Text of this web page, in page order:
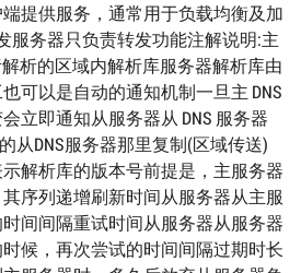
提供服务，通常用于负载均衡及加
服务器只负责转发功能注解说明:主
析的区域内解析库服务器解析库由
可以是自动的通知机制一旦主 DNS
立即通知从服务器从 DNS 服务器
从DNS服务器那里复制(区域传送)
解析库的版本号前提是，主服务器
序列递增刷新时间从服务器从主服
间间隔重试时间从服务器从服务器
候，再次尝试的时间间隔过期时长